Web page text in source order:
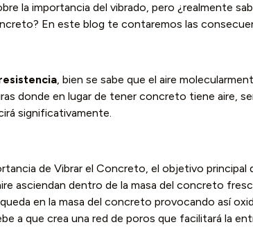
la importancia del vibrado, pero ¿realmente
En este blog te contaremos las
, bien se sabe que el aire
donde en lugar de tener concreto tiene aire,
significativamente.
de Vibrar el Concreto, el objetivo principal
asciendan dentro de la masa del concreto
en la masa del concreto provocando así
a que crea una red de poros que facilitará la